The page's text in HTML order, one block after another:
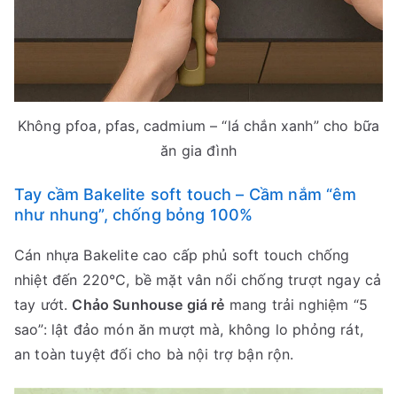
Không pfoa, pfas, cadmium – “lá chắn xanh” cho bữa
ăn gia đình
Tay cầm Bakelite soft touch – Cầm nắm “êm
như nhung”, chống bỏng 100%
Cán nhựa Bakelite cao cấp phủ soft touch chống
nhiệt đến 220°C, bề mặt vân nổi chống trượt ngay cả
tay ướt. Chảo Sunhouse giá rẻ mang trải nghiệm “5
sao”: lật đảo món ăn mượt mà, không lo phỏng rát,
an toàn tuyệt đối cho bà nội trợ bận rộn.